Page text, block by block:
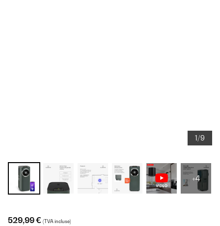
1/9
+4
529,99 € (TVA incluse)